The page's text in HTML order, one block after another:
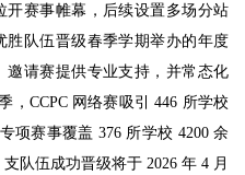
开赛事帷幕，后续设置多场分站
胜队伍晋级春季学期举办的年度
邀请赛提供专业支持，并常态化
，CCPC 网络赛吸引 446 所学校
项赛事覆盖 376 所学校 4200 余
队伍成功晋级将于 2026 年 4 月